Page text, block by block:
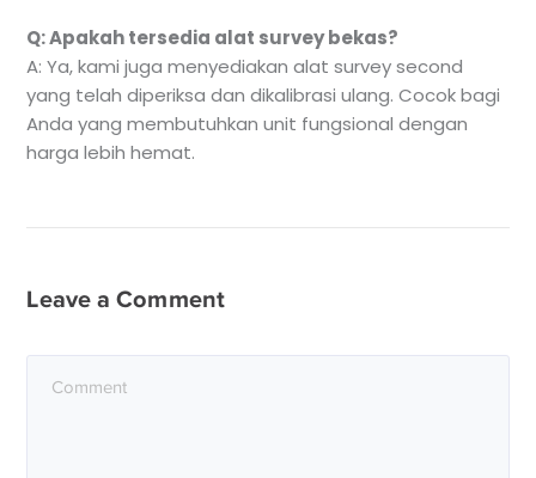
Q: Apakah tersedia alat survey bekas?
A: Ya, kami juga menyediakan alat survey second
yang telah diperiksa dan dikalibrasi ulang. Cocok bagi
Anda yang membutuhkan unit fungsional dengan
harga lebih hemat.
Leave a Comment